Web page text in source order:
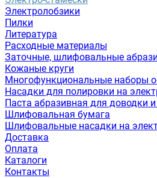
Электролобзики
Пилки
Литература
Расходные материалы
Заточные, шлифовальные
Кожаные круги
Многофункциональные наборы
Насадки для полировки на
Паста абразивная для доводки
Шлифовальная бумага
Шлифовальные насадки на
Доставка
Оплата
Каталоги
Контакты